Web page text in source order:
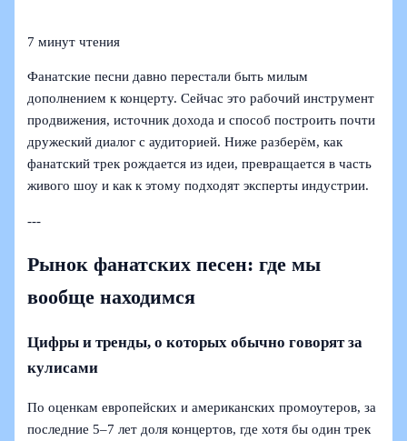
7 минут чтения
Фанатские песни давно перестали быть милым
дополнением к концерту. Сейчас это рабочий инструмент
продвижения, источник дохода и способ построить почти
дружеский диалог с аудиторией. Ниже разберём, как
фанатский трек рождается из идеи, превращается в часть
живого шоу и как к этому подходят эксперты индустрии.
---
Рынок фанатских песен: где мы
вообще находимся
Цифры и тренды, о которых обычно говорят за
кулисами
По оценкам европейских и американских промоутеров, за
последние 5–7 лет доля концертов, где хотя бы один трек